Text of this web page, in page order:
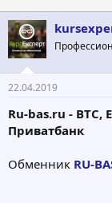
22.04.2019
Ru-bas.ru - BTC,
Приватбанк
Обменник RU-